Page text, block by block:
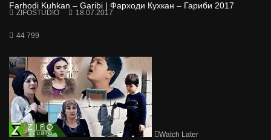
Farhodi Kuhkan – Garibi | Фарходи Кухкан – Гариби 2017
ZIFOSTUDIO 18.07.2017
44 799
Watch Later